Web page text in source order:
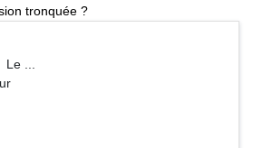
tronquée ?
Nom